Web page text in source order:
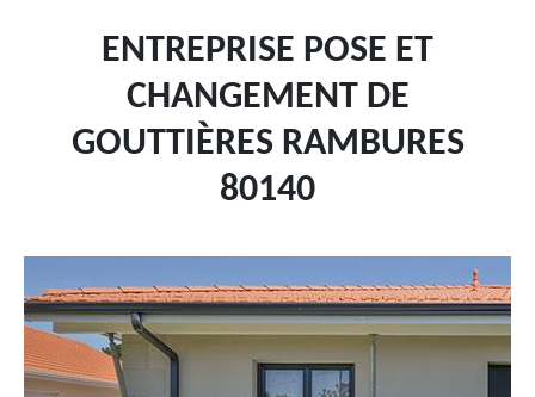
ENTREPRISE POSE ET
CHANGEMENT DE
GOUTTIÈRES RAMBURES
80140